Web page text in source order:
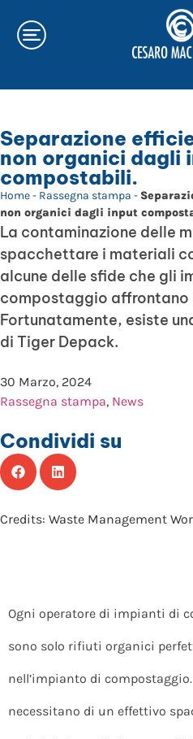
Separazione
non organici dagli
compostabili.
Home- Rassegna stampa -
non organici dagli input
La contaminazione delle
spacchettare i materiali
alcune delle sfide che gli
compostaggio affrontano
Fortunatamente, esiste
di Tiger Depack.
30 Marzo, 2024
Rassegna stampa, News
Condividi su
Credits: Waste Management
Ogni operatore di impianti di
sono solo rifiuti organici
nell’impianto di
necessitano di un effettivo